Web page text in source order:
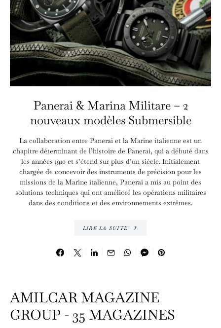
Panerai & Marina Militare – 2
nouveaux modèles Submersible
La collaboration entre Panerai et la Marine italienne est un
chapitre déterminant de l’histoire de Panerai, qui a débuté dans
les années 1910 et s’étend sur plus d’un siècle. Initialement
chargée de concevoir des instruments de précision pour les
missions de la Marine italienne, Panerai a mis au point des
solutions techniques qui ont amélioré les opérations militaires
dans des conditions et des environnements extrêmes.
LIRE LA SUITE
AMILCAR MAGAZINE
GROUP - 35 MAGAZINES